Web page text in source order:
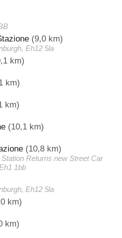
(9,0 km)
Eh12 5la
km)
km)
km)
(10,1 km)
(10,8 km)
Returns new Street Car
1bb
Eh12 5la
km)
km)